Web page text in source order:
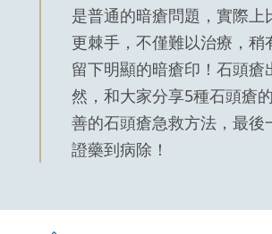
是普通的暗瘡問題，實際上
更棘手，不僅難以治療，稍
留下明顯的暗瘡印！石頭瘡
然，和大家分享5種石頭瘡
善的石頭瘡急救方法，最後
證藥到病除！